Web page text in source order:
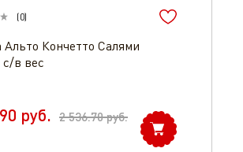
(0)
Альто Кончетто Салями
в вес
руб. 2 536.70руб.